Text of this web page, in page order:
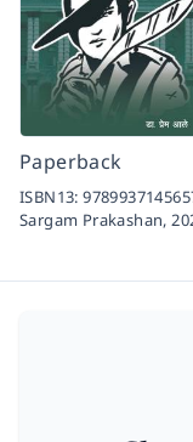
Paperback
ISBN13:
Sargam Prakashan,